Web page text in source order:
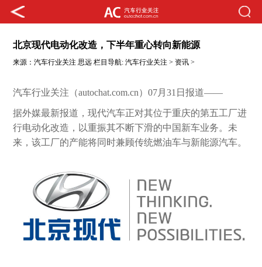
北京现代电动化改造，下半年重心转向新能源
来源：汽车行业关注 思远 栏目导航:汽车行业关注 > 资讯 >
汽车行业关注（autochat.com.cn）07月31日报道——
据外媒最新报道，现代汽车正对其位于重庆的第五工厂进
行电动化改造，以重振其不断下滑的中国新车业务。未
来，该工厂的产能将同时兼顾传统燃油车与新能源汽车。